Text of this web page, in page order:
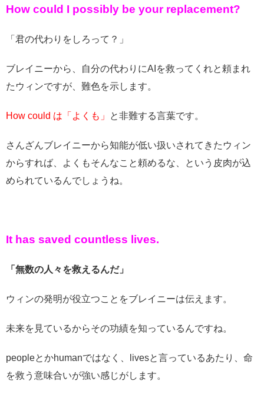
How could I possibly be your replacement?
「君の代わりをしろって？」
ブレイニーから、自分の代わりにAIを救ってくれと頼まれ
たウィンですが、難色を示します。
How could は「よくも」 と非難する言葉です。
さんざんブレイニーから知能が低い扱いされてきたウィン
からすれば、よくもそんなこと頼めるな、という皮肉が込
められているんでしょうね。
It has saved countless lives.
「無数の人々を救えるんだ」
ウィンの発明が役立つことをブレイニーは伝えます。
未来を見ているからその功績を知っているんですね。
peopleとかhumanではなく、livesと言っているあたり、命
を救う意味合いが強い感じがします。